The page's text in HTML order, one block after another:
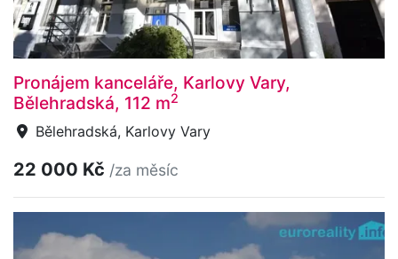
Pronájem kanceláře, Karlovy Vary,
Bělehradská, 112 m2
Bělehradská, Karlovy Vary
22 000 Kč /za měsíc